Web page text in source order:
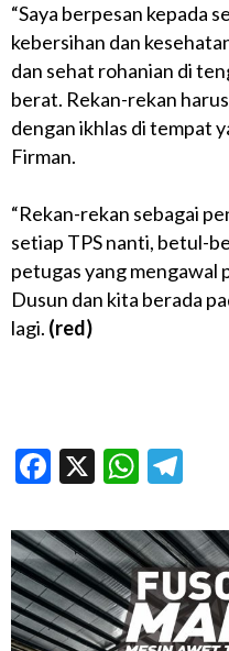
“Saya berpesan kepada
kebersihan dan
dan sehat rohanian di
berat. Rekan-rekan
dengan ikhlas di tempat
Firman.
“Rekan-rekan sebagai
setiap TPS nanti, betul-
petugas yang mengawal
Dusun dan kita berada
lagi. (red)
Facebook
X